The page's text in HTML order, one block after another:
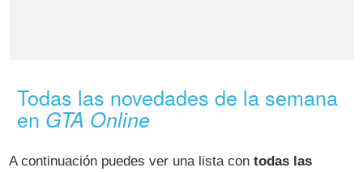
Todas las novedades de la semana
en GTA Online
A continuación puedes ver una lista contodas las